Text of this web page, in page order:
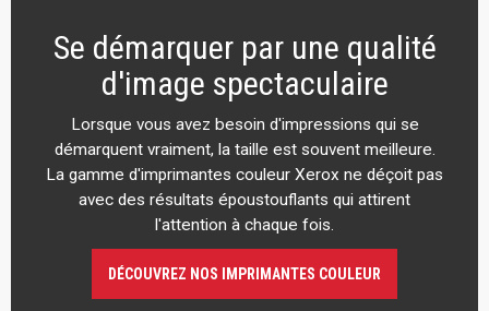
Se démarquer par une qualité
d'image spectaculaire
Lorsque vous avez besoin d'impressions qui se
démarquent vraiment, la taille est souvent meilleure.
La gamme d'imprimantes couleur Xerox ne déçoit pas
avec des résultats époustouflants qui attirent
l'attention à chaque fois.
DÉCOUVREZ NOS IMPRIMANTES COULEUR